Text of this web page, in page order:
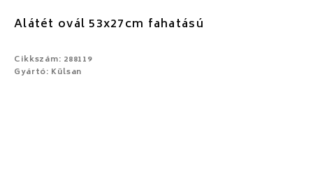
Alátét ovál 53x27cm fahatású
Cikkszám: 288119
Gyártó: Külsan